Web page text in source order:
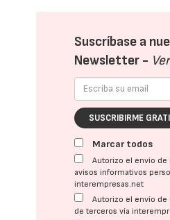
Suscríbase a
Newsletter -
SUSCRIBIRME
Marcar todos
Autorizo el envío
avisos informativos
interempresas.net
Autorizo el envío
de terceros vía